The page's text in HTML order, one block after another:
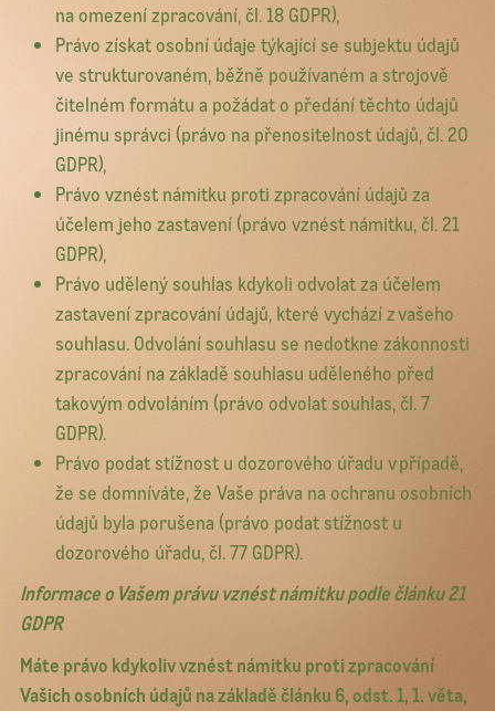
na omezení zpracování, čl. 18 GDPR),
Právo získat osobní údaje týkající se subjektu údajů
ve strukturovaném, běžně používaném a strojově
čitelném formátu a požádat o předání těchto údajů
jinému správci (právo na přenositelnost údajů, čl. 20
GDPR),
Právo vznést námitku proti zpracování údajů za
účelem jeho zastavení (právo vznést námitku, čl. 21
GDPR),
Právo udělený souhlas kdykoli odvolat za účelem
zastavení zpracování údajů, které vychází z vašeho
souhlasu. Odvolání souhlasu se nedotkne zákonnosti
zpracování na základě souhlasu uděleného před
takovým odvoláním (právo odvolat souhlas, čl. 7
GDPR).
Právo podat stížnost u dozorového úřadu v případě,
že se domníváte, že Vaše práva na ochranu osobních
údajů byla porušena (právo podat stížnost u
dozorového úřadu, čl. 77 GDPR).
Informace o Vašem právu vznést námitku podle článku 21
GDPR
Máte právo kdykoliv vznést námitku proti zpracování
Vašich osobních údajů na základě článku 6, odst. 1, 1. věta,